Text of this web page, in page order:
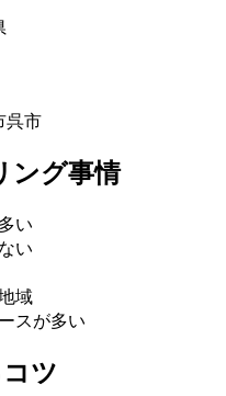
呉市
ング事情
い
い
域
スが多い
ツ